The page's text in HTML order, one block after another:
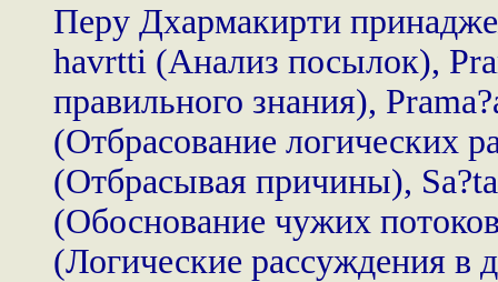
Перу Дхармакирти
havrtti (Анализ посылок),
правильного знания),
(Отбрасование логических
(Отбрасывая причины),
(Обоснование чужих
(Логические рассуждения в